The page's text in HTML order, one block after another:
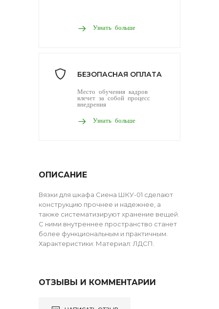
Узнать больше
БЕЗОПАСНАЯ ОПЛАТА
Место обучения кадров
влечет за собой процесс
внедрения
Узнать больше
ОПИСАНИЕ
Вязки для шкафа Сиена ШКУ-01 сделают
конструкцию прочнее и надежнее, а
также систематизируют хранение вещей.
С ними внутреннее пространство станет
более функциональным и практичным.
Характеристики: Материал: ЛДСП.
ОТЗЫВЫ И КОММЕНТАРИИ